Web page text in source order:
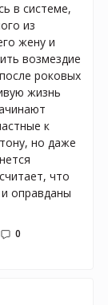
в системе,
из
жену и
возмездие
роковых
жизнь
к
но даже
что
оправданы
0